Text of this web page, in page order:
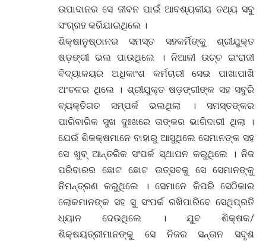
ଉପାଦାନର ସେ ଜୀବନ ପାଇଁ ଆବଶ୍ୟକୀୟ ତଥ୍ୟ ସବୁ
ସଂଗ୍ରହ କରିଯାଇଥିଲେ ।
ଶିକ୍ଷାନୁଷ୍ଠାନର ସମସ୍ତ ସହକର୍ମିଙ୍କୁ ଶ୍ରୀଯୁକ୍ତ
ଷଡ଼ଙ୍ଗୀ ଭଲ ପାଉଥିଲେ । ନିଆଳୀ ଉଚ୍ଚ ଇଂରାଜୀ
ବିଦ୍ୟାଳୟର ଅଧିକାଂଶ କର୍ମଚାରୀ ସେଇ ପାଖାପାଖି
ଅଂଚଳର ଥିଲେ । ଶ୍ରୀଯୁକ୍ତ ଷଡ଼ଙ୍ଗୀଙ୍କ ସହ ସବୁରି
ବ୍ୟକ୍ତିଗତ ସମ୍ପର୍କ ଭଲଥିଲା । ସମସ୍ତଙ୍କର
ପାରିବାରିକ ସୁଖ ଦୁଃଖରେ ତାଙ୍କର ଭାଗିଦାରୀ ଥିଲା ।
ଯେଉଁ ଶିକକ୍ଷମାନେ ବାହାରୁ ଆସୁଥିଲେ ସେମାନଙ୍କ ସହ
ସେ ଖୁବ୍ ଆନ୍ତରିକ ସଂପର୍କ ସ୍ଥାପନ କରୁଥିଲେ । ନିଜ
ପରିବାରର ଛୋଟ ଛୋଟ ଉତ୍ସବକୁ ସେ ସେମାନଙ୍କୁ
ନିମନ୍ତ୍ରଣ କରୁଥିଲେ । ସେମାନେ କିପରି ସେଠିକାର
ଲୋକମାନଙ୍କ ସହ ସୁ ସଂପର୍କ ରଖିପାରିବେ ସେଥିପ୍ରତି
ଧ୍ୟାନ ଦେଉଥିଲେ । ଯୁବ ଶିକ୍ଷକ/
ଶିକ୍ଷୟତ୍ରୀମାନଙ୍କୁ ସେ ନିଜର ସନ୍ତାନ ସଦୃଶ